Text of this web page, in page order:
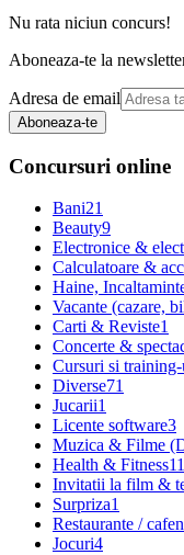
Nu rata niciun concurs!
Aboneaza-te la
Adresa de email
Aboneaza-te
Concursuri online
Bani21
Beauty9
Electronice &
Calculatoare &
Haine,
Vacante (cazare,
Carti & Reviste1
Concerte &
Cursuri si
Diverse71
Jucarii1
Licente software3
Muzica & Filme
Health & Fitness11
Invitatii la film &
Surpriza1
Restaurante /
Jocuri4